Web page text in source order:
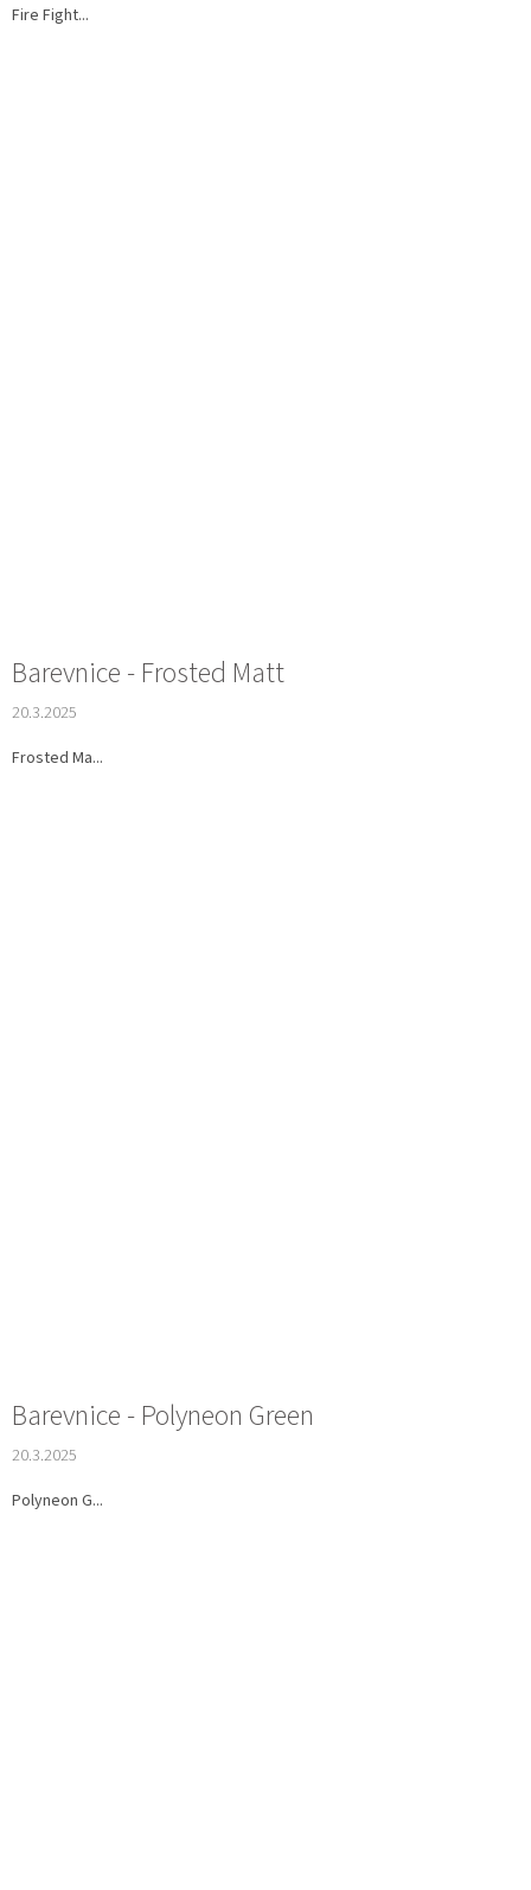
Fire Fight...
Barevnice - Frosted Matt
20.3.2025
Frosted Ma...
Barevnice - Polyneon Green
20.3.2025
Polyneon G...